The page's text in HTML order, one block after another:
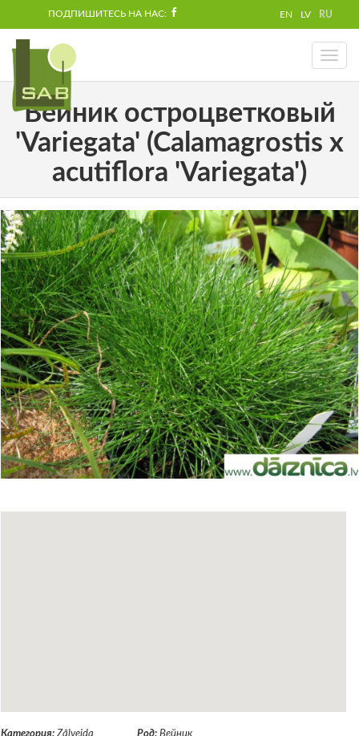
ПОДПИШИТЕСЬ НА НАС: EN LV RU
Toggle
Вейник остроцветковый
'Variegata' (Calamagrostis x
acutiflora 'Variegata')
Категория: Zāļveida
Род: Вейник